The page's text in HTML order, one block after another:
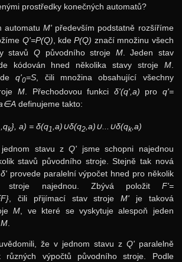
prostředky konečných automatů?
automatuM' především podstatně rozšíříme
Q'=P(Q) , kdeP(Q) značí množinu všech
stavů Qpůvodního stroje M. Jeden stav
kódován hned několika stavy stroje M.
q'0=S , čili množina obsahující všechny
M. Přechodovou funkci δ'(q',a) pro q'=
definujeme takto:
k}, a) = δ(q1 ,a)∪δ(q2 ,a)∪...∪δ(qk,a)
stavu zQ' jsme schopni najednou
stavů původního stroje. Stejně tak nová
δ'provede paralelní výpočet hned pro několik
stroje najednou. Zbývá položit F'=
, čili přijímací stav strojeM' je taková
M , ve které se vyskytuje alespoň jeden
M
že v jednom stavu z Q'paralelně
různých výpočtů původního stroje. Podle